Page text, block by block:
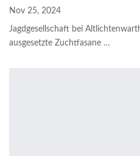
Nov 25, 2024
Jagdgesellschaft bei
ausgesetzte Zuchtfasane …